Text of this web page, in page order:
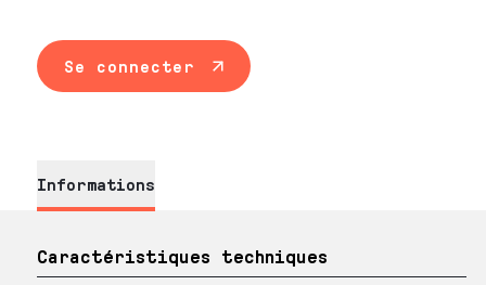
Se connecter
Informations
Caractéristiques techniques